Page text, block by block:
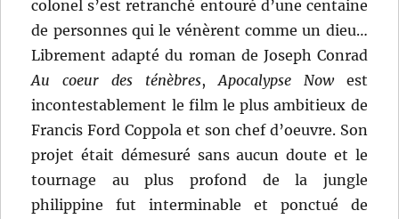
colonel s’est retranché entouré d’une centaine
de personnes qui le vénèrent comme un dieu…
Librement adapté du roman de Joseph Conrad
Au coeur des ténèbres, Apocalypse Nowest
incontestablement le film le plus ambitieux de
Francis Ford Coppola et son chef d’oeuvre. Son
projet était démesuré sans aucun doute et le
tournage au plus profond de la jungle
philippine fut interminable et ponctué de